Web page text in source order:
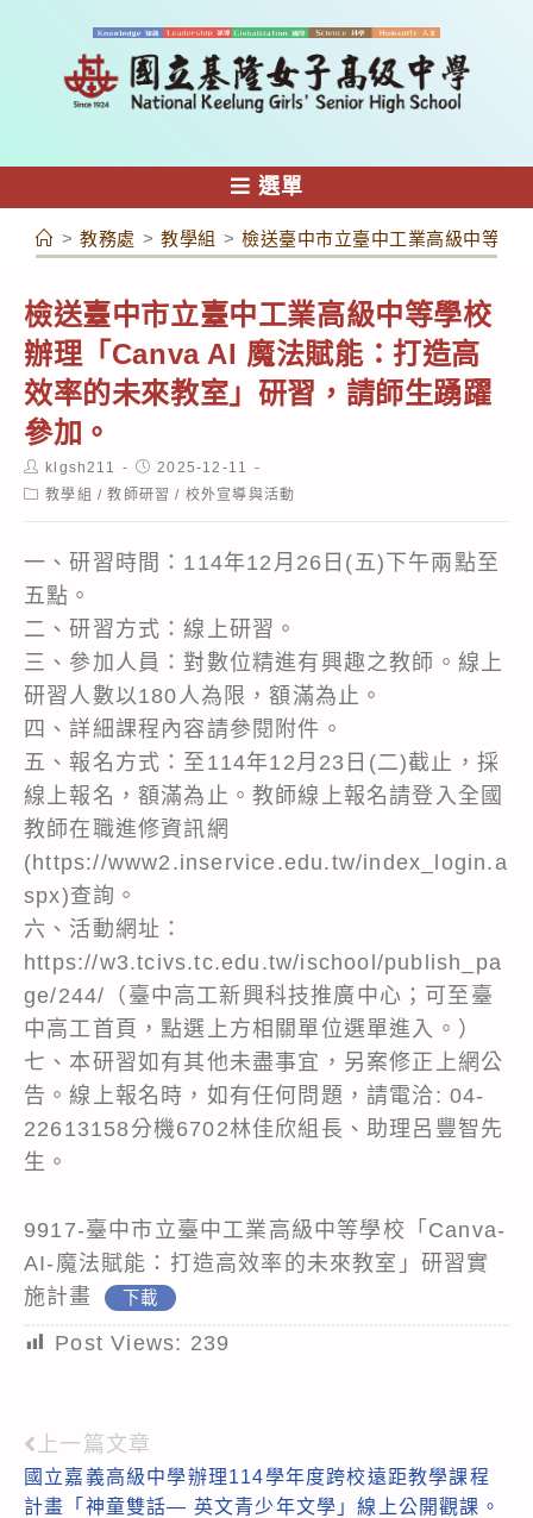
容
選單
> 教務處 > 教學組 > 檢送臺中市立臺中工業高級中等學
檢送臺中市立臺中工業高級中等學校
辦理「Canva AI 魔法賦能：打造高
效率的未來教室」研習，請師生踴躍
參加。
Post
author:
klgsh211
Post
published:
2025-12-11
Post教學組 / 教師研習 / 校外宣導與活動
一、研習時間：114年12月26日(五)下午兩點至
五點。
二、研習方式：線上研習。
三、參加人員：對數位精進有興趣之教師。線上
研習人數以180人為限，額滿為止。
四、詳細課程內容請參閱附件。
五、報名方式：至114年12月23日(二)截止，採
線上報名，額滿為止。教師線上報名請登入全國
教師在職進修資訊網
(https://www2.inservice.edu.tw/index_login.a
spx)查詢。
六、活動網址：
https://w3.tcivs.tc.edu.tw/ischool/publish_pa
ge/244/（臺中高工新興科技推廣中心；可至臺
中高工首頁，點選上方相關單位選單進入。）
七、本研習如有其他未盡事宜，另案修正上網公
告。線上報名時，如有任何問題，請電洽: 04-
22613158分機6702林佳欣組長、助理呂豐智先
生。
9917-臺中市立臺中工業高級中等學校「Canva-
AI-魔法賦能：打造高效率的未來教室」研習實
施計畫
下載
Post Views: 239
Read
more
上一篇文章
國立嘉義高級中學辦理114學年度跨校遠距教學課程
計畫「神童雙話— 英文青少年文學」線上公開觀課。